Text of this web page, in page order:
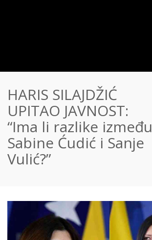
HARIS SILAJDŽIĆ
UPITAO JAVNOST:
“Ima li razlike između
Sabine Ćudić i Sanje
Vulić?”